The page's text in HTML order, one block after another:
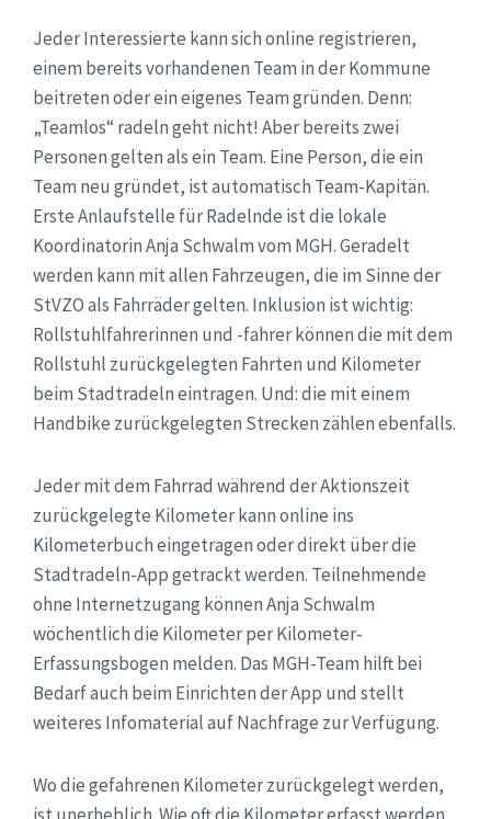
Jeder Interessierte kann sich online registrieren,
einem bereits vorhandenen Team in der Kommune
beitreten oder ein eigenes Team gründen. Denn:
„Teamlos“ radeln geht nicht! Aber bereits zwei
Personen gelten als ein Team. Eine Person, die ein
Team neu gründet, ist automatisch Team-Kapitän.
Erste Anlaufstelle für Radelnde ist die lokale
Koordinatorin Anja Schwalm vom MGH. Geradelt
werden kann mit allen Fahrzeugen, die im Sinne der
StVZO als Fahrräder gelten. Inklusion ist wichtig:
Rollstuhlfahrerinnen und -fahrer können die mit dem
Rollstuhl zurückgelegten Fahrten und Kilometer
beim Stadtradeln eintragen. Und: die mit einem
Handbike zurückgelegten Strecken zählen ebenfalls.
Jeder mit dem Fahrrad während der Aktionszeit
zurückgelegte Kilometer kann online ins
Kilometerbuch eingetragen oder direkt über die
Stadtradeln-App getrackt werden. Teilnehmende
ohne Internetzugang können Anja Schwalm
wöchentlich die Kilometer per Kilometer-
Erfassungsbogen melden. Das MGH-Team hilft bei
Bedarf auch beim Einrichten der App und stellt
weiteres Infomaterial auf Nachfrage zur Verfügung.
Wo die gefahrenen Kilometer zurückgelegt werden,